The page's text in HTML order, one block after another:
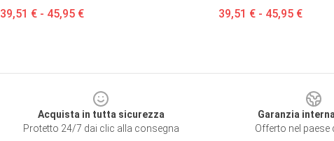
39,51 € - 45,95 € 39,51 € - 45,95 €
Acquista in tutta sicurezza
Protetto 24/7 dai clic alla consegna
Garanzia
Offerto nel paese